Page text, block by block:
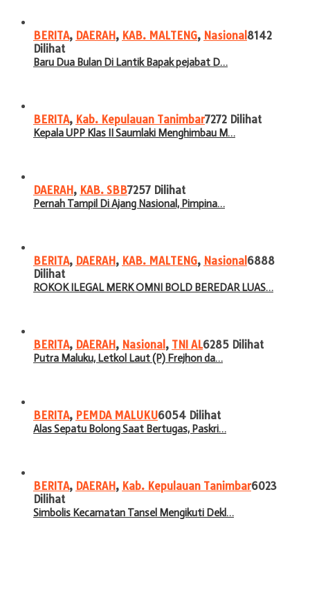
BERITA, DAERAH, KAB. MALTENG, Nasional 8142
Dilihat
Baru Dua Bulan Di Lantik Bapak pejabat D…
BERITA, Kab. Kepulauan Tanimbar7272 Dilihat
Kepala UPP Klas II Saumlaki Menghimbau M…
DAERAH, KAB. SBB7257 Dilihat
Pernah Tampil Di Ajang Nasional, Pimpina…
BERITA, DAERAH, KAB. MALTENG, Nasional 6888
Dilihat
ROKOK ILEGAL MERK OMNI BOLD BEREDAR LUAS…
BERITA, DAERAH, Nasional , TNI AL6285 Dilihat
Putra Maluku, Letkol Laut (P) Frejhon da…
BERITA, PEMDA MALUKU6054 Dilihat
Alas Sepatu Bolong Saat Bertugas, Paskri…
BERITA, DAERAH, Kab. Kepulauan Tanimbar6023
Dilihat
Simbolis Kecamatan Tansel Mengikuti Dekl…